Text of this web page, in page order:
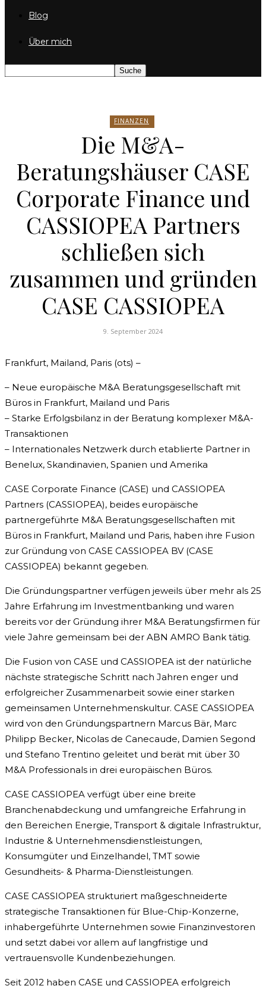
Blog
Über mich
FINANZEN
Die M&A-
Beratungshäuser CASE
Corporate Finance und
CASSIOPEA Partners
schließen sich
zusammen und gründen
CASE CASSIOPEA
9. September 2024
Frankfurt, Mailand, Paris (ots) –
– Neue europäische M&A Beratungsgesellschaft mit
Büros in Frankfurt, Mailand und Paris
– Starke Erfolgsbilanz in der Beratung komplexer M&A-
Transaktionen
– Internationales Netzwerk durch etablierte Partner in
Benelux, Skandinavien, Spanien und Amerika
CASE Corporate Finance (CASE) und CASSIOPEA
Partners (CASSIOPEA), beides europäische
partnergeführte M&A Beratungsgesellschaften mit
Büros in Frankfurt, Mailand und Paris, haben ihre Fusion
zur Gründung von CASE CASSIOPEA BV (CASE
CASSIOPEA) bekannt gegeben.
Die Gründungspartner verfügen jeweils über mehr als 25
Jahre Erfahrung im Investmentbanking und waren
bereits vor der Gründung ihrer M&A Beratungsfirmen für
viele Jahre gemeinsam bei der ABN AMRO Bank tätig.
Die Fusion von CASE und CASSIOPEA ist der natürliche
nächste strategische Schritt nach Jahren enger und
erfolgreicher Zusammenarbeit sowie einer starken
gemeinsamen Unternehmenskultur. CASE CASSIOPEA
wird von den Gründungspartnern Marcus Bär, Marc
Philipp Becker, Nicolas de Canecaude, Damien Segond
und Stefano Trentino geleitet und berät mit über 30
M&A Professionals in drei europäischen Büros.
CASE CASSIOPEA verfügt über eine breite
Branchenabdeckung und umfangreiche Erfahrung in
den Bereichen Energie, Transport & digitale Infrastruktur,
Industrie & Unternehmensdienstleistungen,
Konsumgüter und Einzelhandel, TMT sowie
Gesundheits- & Pharma-Dienstleistungen.
CASE CASSIOPEA strukturiert maßgeschneiderte
strategische Transaktionen für Blue-Chip-Konzerne,
inhabergeführte Unternehmen sowie Finanzinvestoren
und setzt dabei vor allem auf langfristige und
vertrauensvolle Kundenbeziehungen.
Seit 2012 haben CASE und CASSIOPEA erfolgreich